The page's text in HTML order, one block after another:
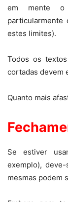
em mente o
particularmente
estes limites).
Todos os
cortadas devem
Quanto mais
Se estiver
exemplo),
mesmas podem